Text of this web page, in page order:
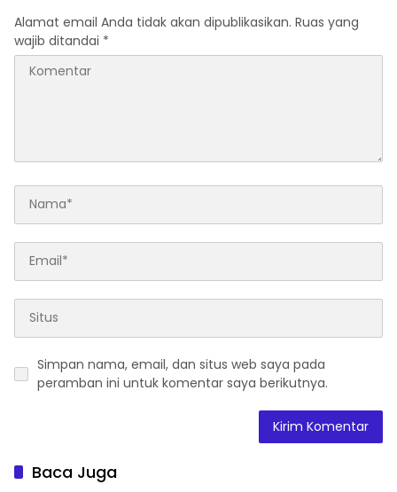
Alamat email Anda tidak akan dipublikasikan. Ruas yang
wajib ditandai *
Simpan nama, email, dan situs web saya pada
peramban ini untuk komentar saya berikutnya.
Baca Juga